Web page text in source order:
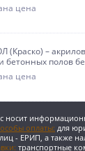
цена
(Краско) –
бетонных полов
цена
носит
оплаты: для
- ЕРИП, а также
транспортные